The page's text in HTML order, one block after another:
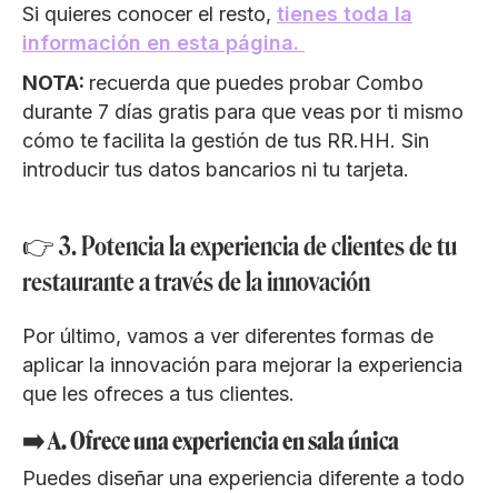
Si quieres conocer el resto, tienes toda la
información en esta página.
NOTA: recuerda que puedes probar Combo
durante 7 días gratis para que veas por ti mismo
cómo te facilita la gestión de tus RR.HH. Sin
introducir tus datos bancarios ni tu tarjeta.
👉 3. Potencia la experiencia de clientes de tu
restaurante a través de la innovación
Por último, vamos a ver diferentes formas de
aplicar la innovación para mejorar la experiencia
que les ofreces a tus clientes.
➡️ A. Ofrece una experiencia en sala única
Puedes diseñar una experiencia diferente a todo